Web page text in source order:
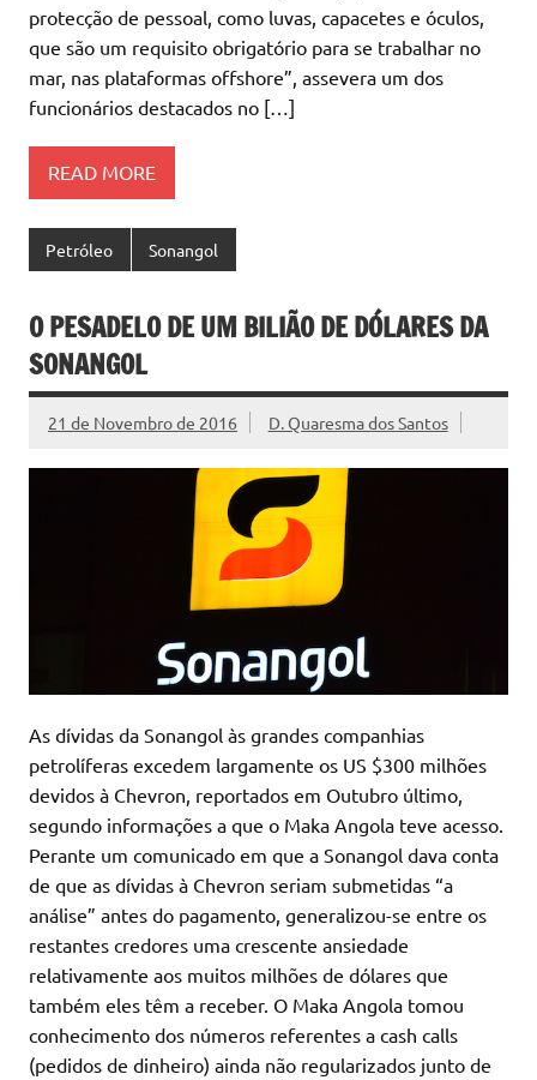
protecção de pessoal, como luvas, capacetes e óculos,
que são um requisito obrigatório para se trabalhar no
mar, nas plataformas offshore”, assevera um dos
funcionários destacados no […]
READ MORE
Petróleo Sonangol
O PESADELO DE UM BILIÃO DE DÓLARES DA
SONANGOL
21 de Novembro de 2016 D. Quaresma dos Santos
As dívidas da Sonangol às grandes companhias
petrolíferas excedem largamente os US $300 milhões
devidos à Chevron, reportados em Outubro último,
segundo informações a que o Maka Angola teve acesso.
Perante um comunicado em que a Sonangol dava conta
de que as dívidas à Chevron seriam submetidas “a
análise” antes do pagamento, generalizou-se entre os
restantes credores uma crescente ansiedade
relativamente aos muitos milhões de dólares que
também eles têm a receber. O Maka Angola tomou
conhecimento dos números referentes a cash calls
(pedidos de dinheiro) ainda não regularizados junto de